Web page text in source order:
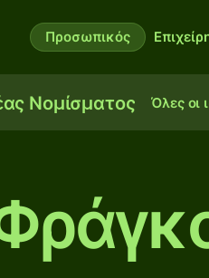
Προσωπικός
Νομίσματος Όλες οι